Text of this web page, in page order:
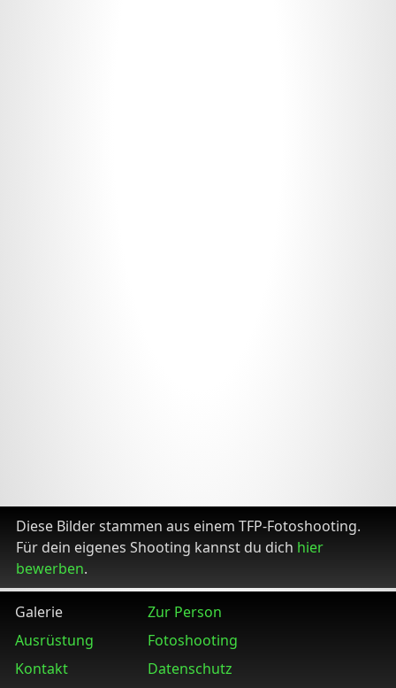
Diese Bilder stammen aus einem TFP-Fotoshooting.
Für dein eigenes Shooting kannst du dich hier
bewerben.
Galerie
Zur Person
Ausrüstung
Fotoshooting
Kontakt
Datenschutz